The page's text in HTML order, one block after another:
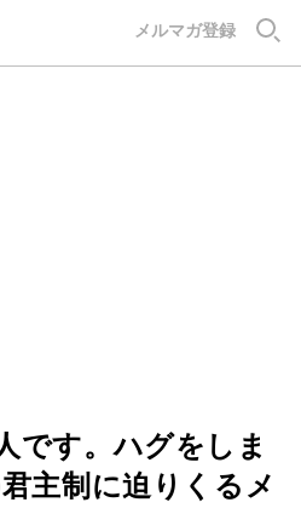
メルマガ登録
です。ハグをしま
主制に迫りくるメ